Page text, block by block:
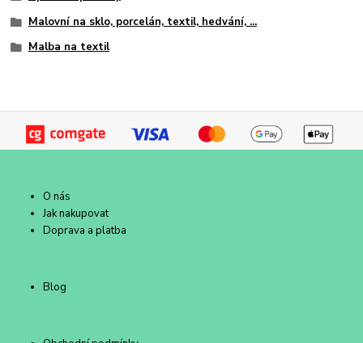
Malovní na sklo, porcelán, textil, hedvání, ...
Malba na textil
O nás
Jak nakupovat
Doprava a platba
Blog